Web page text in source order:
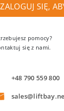
ZALOGUJ SIĘ,
pomocy?
się z nami.
+48 790 559 800